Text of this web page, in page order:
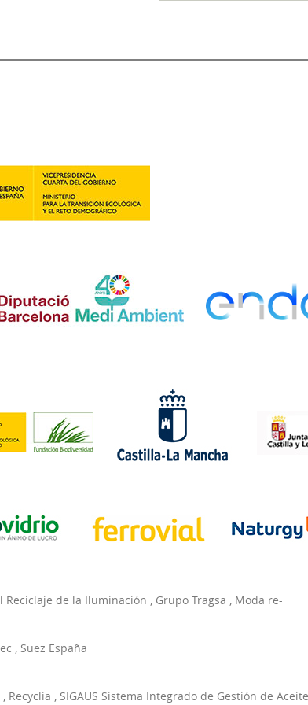
Reciclaje de la Iluminación Grupo Tragsa Moda re-
Suez España
Recyclia SIGAUS Sistema Integrado de Gestión de